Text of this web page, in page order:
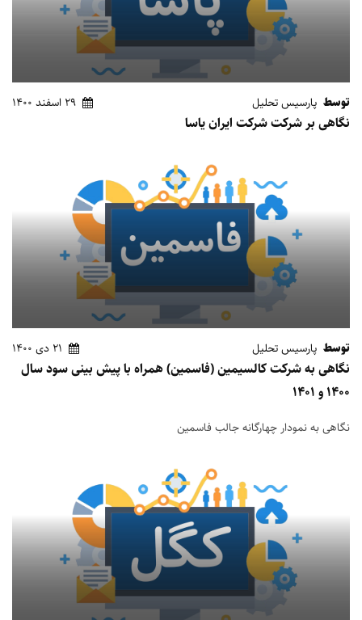
توسط پارسیس تحلیل 29 اسفند 1400
نگاهی بر شرکت شرکت ایران یاسا
توسط پارسیس تحلیل 21 دی 1400
نگاهی به شرکت کالسیمین (فاسمین) همراه با پیش بینی سود سال
1400 و 1401
نگاهی به نمودار چهارگانه جالب فاسمین